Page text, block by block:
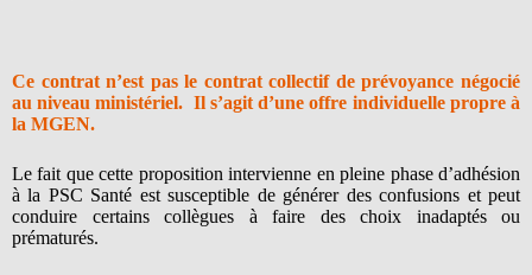
Ce contrat n’est pas le contrat collectif de prévoyance négocié
au niveau ministériel. Il s’agit d’une offre individuelle propre à
la MGEN.
Le fait que cette proposition intervienne en pleine phase d’adhésion
à la PSC Santé est susceptible de générer des confusions et peut
conduire certains collègues à faire des choix inadaptés ou
prématurés.